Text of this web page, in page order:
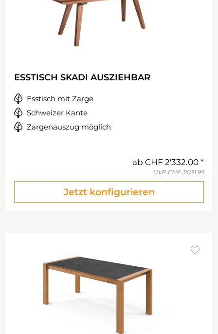
ESSTISCH SKADI AUSZIEHBAR
Esstisch mit Zarge
Schweizer Kante
Zargenauszug möglich
ab CHF 2'332.00
UVP CHF 3'031.99
Jetzt konfigurieren